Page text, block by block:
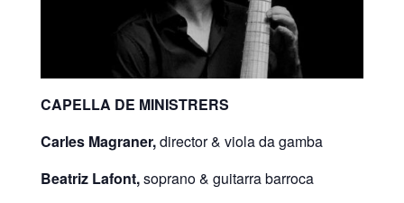
CAPELLA DE MINISTRERS
Carles Magraner,director & viola da gamba
Beatriz Lafont,soprano & guitarra barroca